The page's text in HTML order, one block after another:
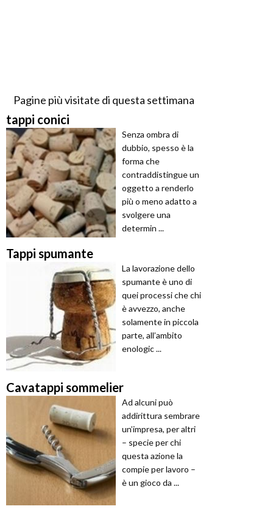
Pagine più visitate di questa settimana
tappi conici
Senza ombra di
dubbio, spesso è la
forma che
contraddistingue un
oggetto a renderlo
più o meno adatto a
svolgere una
determin ...
Tappi spumante
La lavorazione dello
spumante è uno di
quei processi che chi
è avvezzo, anche
solamente in piccola
parte, all’ambito
enologic ...
Cavatappi sommelier
Ad alcuni può
addirittura sembrare
un’impresa, per altri
– specie per chi
questa azione la
compie per lavoro –
è un gioco da ...